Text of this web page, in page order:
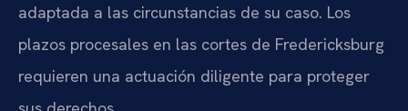
adaptada a las circunstancias de su caso. Los
plazos procesales en las cortes de Fredericksburg
requieren una actuación diligente para proteger